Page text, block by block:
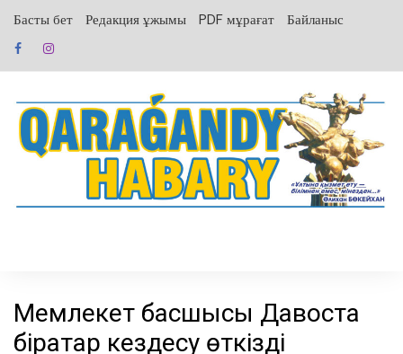
содержанию
Басты бет Редакция ұжымы PDF мұрағат Байланыс
Мемлекет басшысы Давоста
бірқатар кездесу өткізді